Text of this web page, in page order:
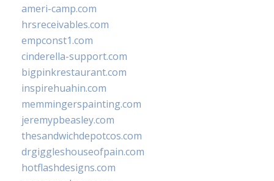
ameri-camp.com
hrsreceivables.com
empconst1.com
cinderella-support.com
bigpinkrestaurant.com
inspirehuahin.com
memmingerspainting.com
jeremypbeasley.com
thesandwichdepotcos.com
drgiggleshouseofpain.com
hotflashdesigns.com